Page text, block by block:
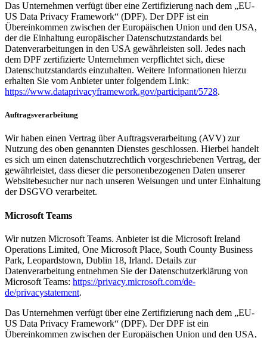
Das Unternehmen verfügt über eine Zertifizierung nach dem „EU-
US Data Privacy Framework“ (DPF). Der DPF ist ein
Übereinkommen zwischen der Europäischen Union und den USA,
der die Einhaltung europäischer Datenschutzstandards bei
Datenverarbeitungen in den USA gewährleisten soll. Jedes nach
dem DPF zertifizierte Unternehmen verpflichtet sich, diese
Datenschutzstandards einzuhalten. Weitere Informationen hierzu
erhalten Sie vom Anbieter unter folgendem Link:
https://www.dataprivacyframework.gov/participant/5728.
Auftragsverarbeitung
Wir haben einen Vertrag über Auftragsverarbeitung (AVV) zur
Nutzung des oben genannten Dienstes geschlossen. Hierbei handelt
es sich um einen datenschutzrechtlich vorgeschriebenen Vertrag, der
gewährleistet, dass dieser die personenbezogenen Daten unserer
Websitebesucher nur nach unseren Weisungen und unter Einhaltung
der DSGVO verarbeitet.
Microsoft Teams
Wir nutzen Microsoft Teams. Anbieter ist die Microsoft Ireland
Operations Limited, One Microsoft Place, South County Business
Park, Leopardstown, Dublin 18, Irland. Details zur
Datenverarbeitung entnehmen Sie der Datenschutzerklärung von
Microsoft Teams: https://privacy.microsoft.com/de-
de/privacystatement.
Das Unternehmen verfügt über eine Zertifizierung nach dem „EU-
US Data Privacy Framework“ (DPF). Der DPF ist ein
Übereinkommen zwischen der Europäischen Union und den USA,